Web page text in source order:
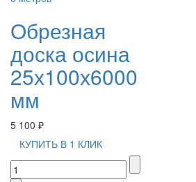
Обрезная
доска осина
25х100х6000
мм
5 100 ₽
КУПИТЬ В 1 КЛИК